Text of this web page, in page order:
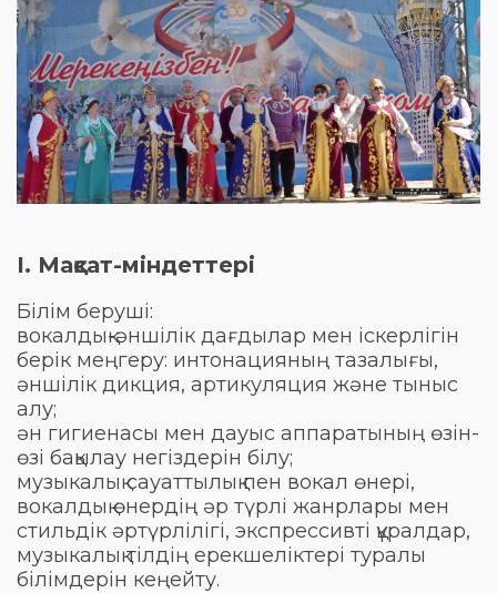
I. Мақсат-міндеттері
Білім беруші:
вокалдық-әншілік дағдылар мен іскерлігін
берік меңгеру: интонацияның тазалығы,
әншілік дикция, артикуляция және тыныс
алу;
ән гигиенасы мен дауыс аппаратының өзін-
өзі бақылау негіздерін білу;
музыкалық сауаттылық пен вокал өнері,
вокалдық өнердің әр түрлі жанрлары мен
стильдік әртүрлілігі, экспрессивті құралдар,
музыкалық тілдің ерекшеліктері туралы
білімдерін кеңейту.